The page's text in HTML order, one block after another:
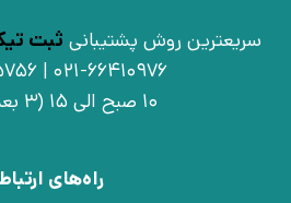
سریعترین روش پشتیبانی ثبت
021-66410976 | 09030925756
10 صبح الی 15 (3 بعد از ظهر)
راه‌های